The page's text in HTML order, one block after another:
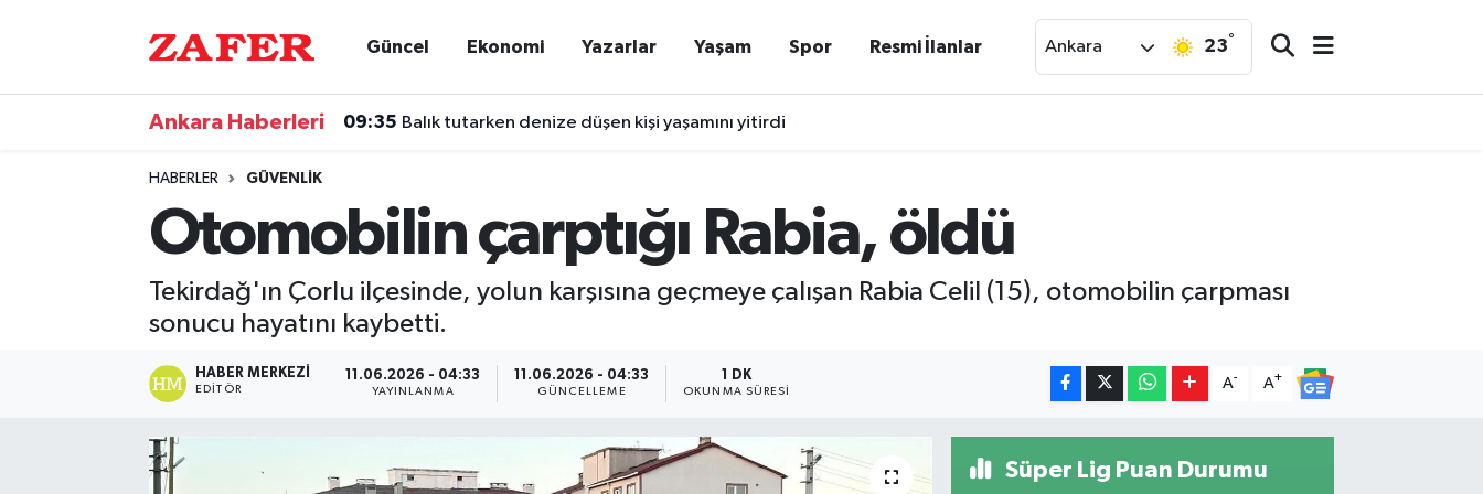
Güncel Ekonomi Yazarlar Yaşam Spor Resmi İlanlar Ankara 23°
Ankara Haberleri 09:35 Balık tutarken denize düşen kişi yaşamını yitirdi
HABERLER GÜVENLIK
Otomobilin çarptığı Rabia, öldü
Tekirdağ'ın Çorlu ilçesinde, yolun karşısına geçmeye çalışan Rabia Celil (15), otomobilin çarpması
sonucu hayatını kaybetti.
HABER MERKEZI
EDITÖR
11.06.2026 - 04:33
YAYINLANMA
11.06.2026 - 04:33
GÜNCELLEME
1 DK
OKUNMA SÜRESI
A- A+
Süper Lig Puan Durumu
Trafik Durumu
Süper Lig Puan Durumu ve Fikstür
Tüm Manşetler
Haber Arşivi